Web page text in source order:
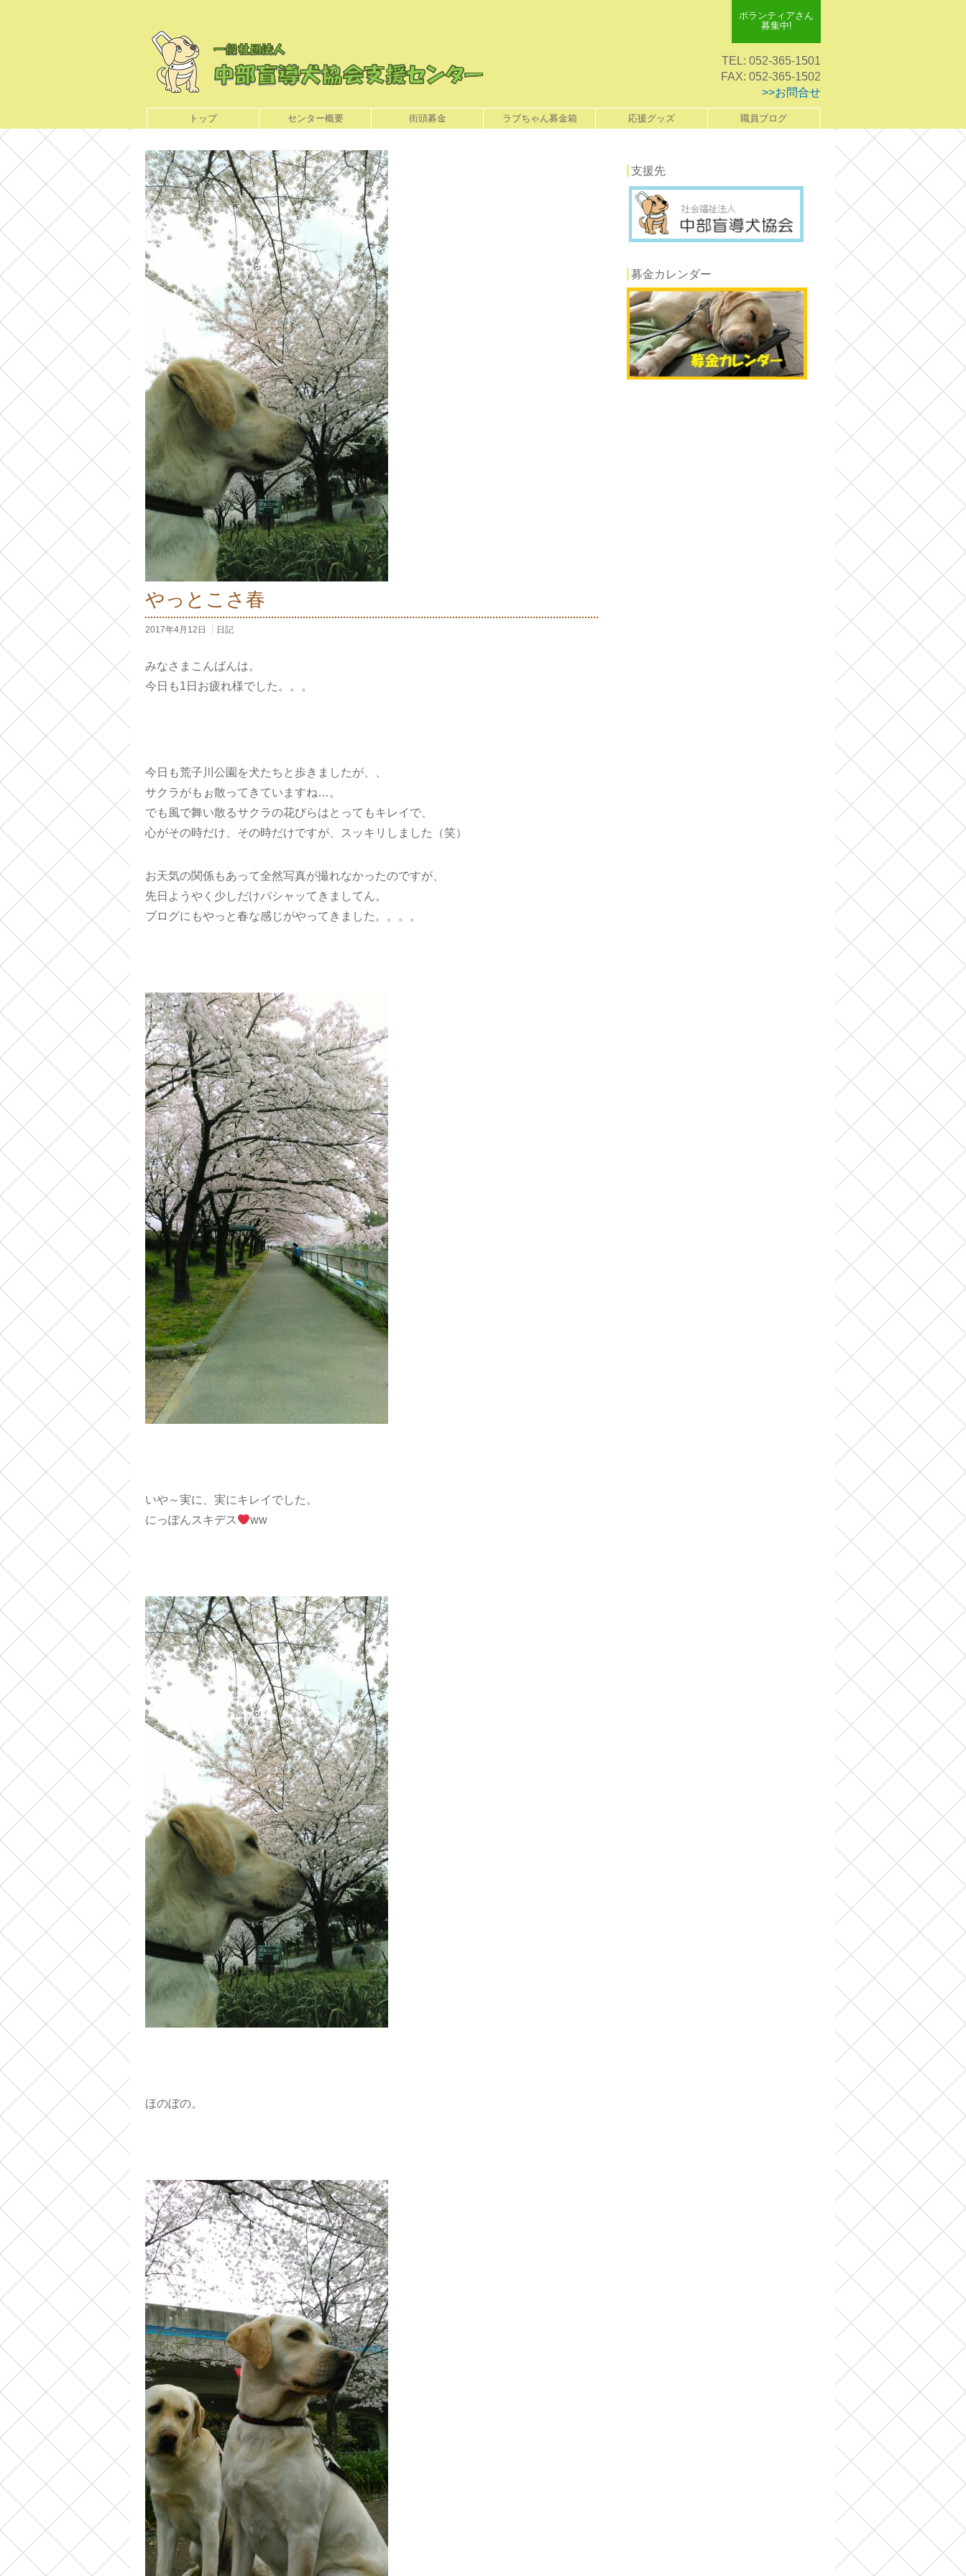
ボランティアさん
募集中!
TEL: 052-365-1501
FAX: 052-365-1502
>>お問合せ
トップ センター概要 街頭募金 ラブちゃん募金箱 応援グッズ 職員ブログ
やっとこさ春
2017年4月12日 日記
みなさまこんばんは。
今日も1日お疲れ様でした。。。
今日も荒子川公園を犬たちと歩きましたが、、
サクラがもぉ散ってきていますね…。
でも風で舞い散るサクラの花びらはとってもキレイで、
心がその時だけ、その時だけですが、スッキリしました（笑）
お天気の関係もあって全然写真が撮れなかったのですが、
先日ようやく少しだけパシャッてきましてん。
ブログにもやっと春な感じがやってきました。。。。
いや～実に、実にキレイでした。
にっぽんスキデス
ww
ほのぼの。
支援先
募金カレンダー